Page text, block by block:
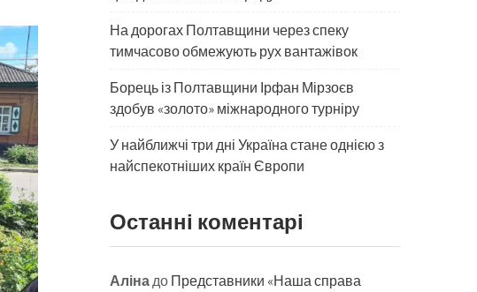
На дорогах Полтавщини через спеку
тимчасово обмежують рух вантажівок
Борець із Полтавщини Ірфан Мірзоєв
здобув «золото» міжнародного турніру
​У найближчі три дні Україна стане однією з
найспекотніших країн Європи
Останні коментарі
АлінадоПредставники «Наша справа